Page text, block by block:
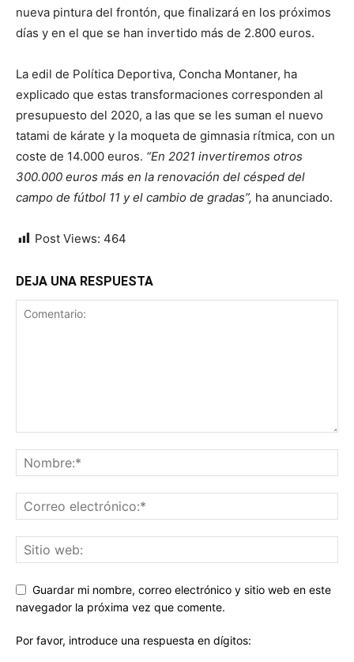
nueva pintura del frontón, que finalizará en los próximos
días y en el que se han invertido más de 2.800 euros.
La edil de Política Deportiva, Concha Montaner, ha
explicado que estas transformaciones corresponden al
presupuesto del 2020, a las que se les suman el nuevo
tatami de kárate y la moqueta de gimnasia rítmica, con un
coste de 14.000 euros. “En 2021 invertiremos otros
300.000 euros más en la renovación del césped del
campo de fútbol 11 y el cambio de gradas”, ha anunciado.
Post Views: 464
DEJA UNA RESPUESTA
Guardar mi nombre, correo electrónico y sitio web en este
navegador la próxima vez que comente.
Por favor, introduce una respuesta en dígitos: